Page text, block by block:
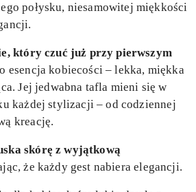
połysku, niesamowitej miękkości
który czuć już przy pierwszym
esencja kobiecości – lekka, miękka
Jej jedwabna tafla mieni się w
każdej stylizacji – od codziennej
kreację.
skórę z wyjątkową
że każdy gest nabiera elegancji.